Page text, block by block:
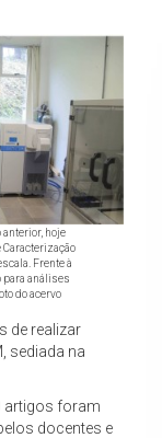
anterior, hoje
Frente à
para análises
do acervo
de realizar
sediada na
artigos foram
docentes e